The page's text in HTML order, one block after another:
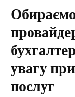
увагу
послуг